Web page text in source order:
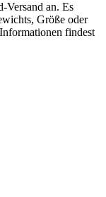
Versand an. Es
Größe oder
findest